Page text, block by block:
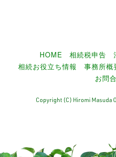
HOME 相続税申告
相続お役立ち情報
事務所概
お問
Copyright (C) Hiromi Masuda